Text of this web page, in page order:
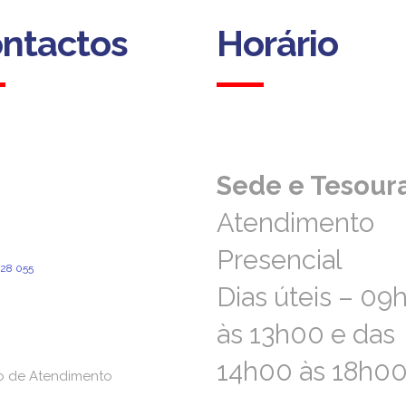
055
de Atendimento
de Atendimento
Horário
Horário
Sede e
Atendimento
Presencial
Dias úteis –
às 13h00 e das
14h00 às 18h00
Sede e
Atendimento
Presencial
Dias úteis –
às 13h00 e das
14h00 às 18h00